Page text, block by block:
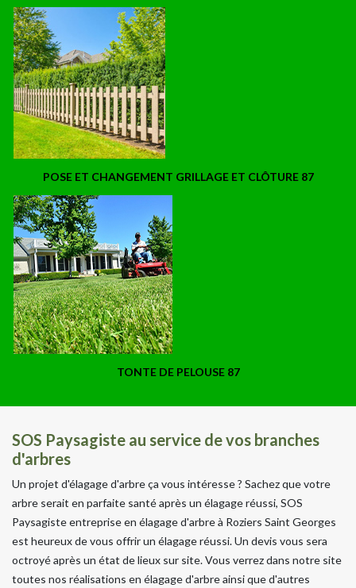
POSE ET CHANGEMENT GRILLAGE ET CLÔTURE 87
TONTE DE PELOUSE 87
SOS Paysagiste au service de vos branches
d'arbres
Un projet d'élagage d'arbre ça vous intéresse ? Sachez que votre
arbre serait en parfaite santé après un élagage réussi, SOS
Paysagiste entreprise en élagage d'arbre à Roziers Saint Georges
est heureux de vous offrir un élagage réussi. Un devis vous sera
octroyé après un état de lieux sur site. Vous verrez dans notre site
toutes nos réalisations en élagage d'arbre ainsi que d'autres